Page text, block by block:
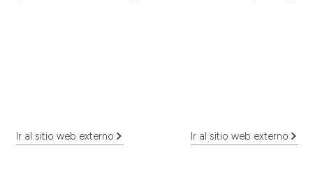
Ir al sitio web externo Ir al sitio web externo